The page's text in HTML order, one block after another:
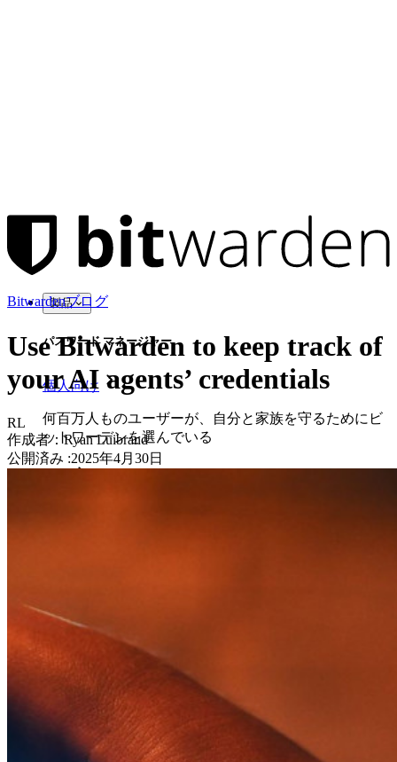
製品
パスワード マネージャー
個人向け
何百万人ものユーザーが、自分と家族を守るためにビ
ットワーデンを選んでいる
開発者向け製品
シークレットマネージャーを見る
開発、DevOps、ITチームのためのエンドツーエンド暗
号化シークレットマネージャー。
Bitwardenブログ
Use Bitwarden to keep track of
your AI agents’ credentials
RL
作成者：Ryan Luibrand
公開済み :2025年4月30日